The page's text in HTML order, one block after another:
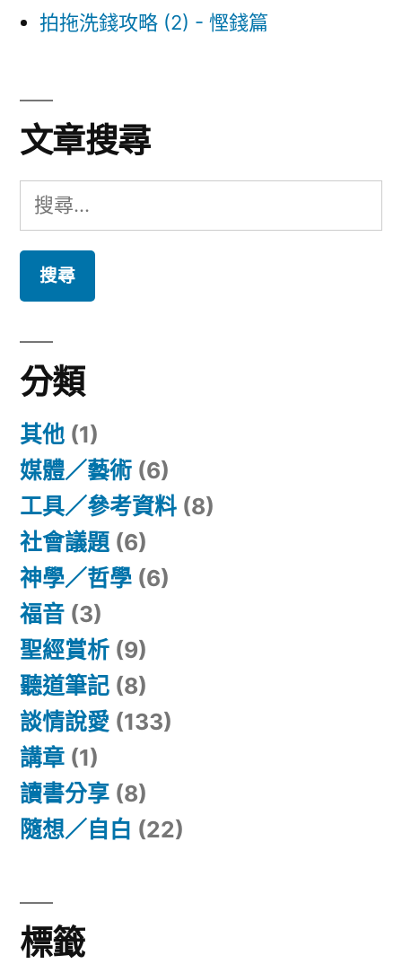
拍拖洗錢攻略 (2) - 慳錢篇
文章搜尋
搜
尋
鍵
字:
分類
其他 (1)
媒體／藝術 (6)
工具／參考資料 (8)
社會議題 (6)
神學／哲學 (6)
福音 (3)
聖經賞析 (9)
聽道筆記 (8)
談情說愛 (133)
講章 (1)
讀書分享 (8)
隨想／自白 (22)
標籤